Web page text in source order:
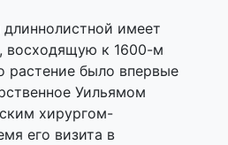
имеет
восходящую к 1600-м
растение было впервые
Уильямом
хирургом-
его визита в